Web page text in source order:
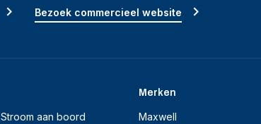
Stroom aan boord
Merken
Maxwell
Bezoek commercieel website